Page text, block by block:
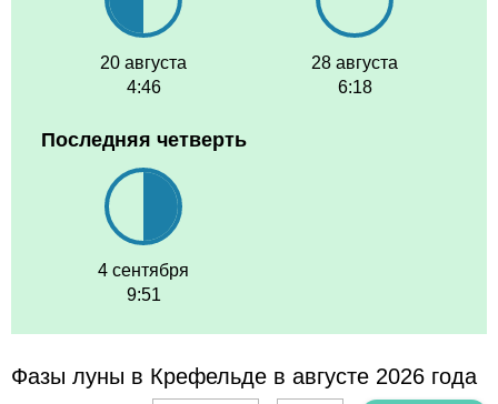
20 августа
4:46
28 августа
6:18
Последняя четверть
4 сентября
9:51
Фазы луны в Крефельде в августе 2026 года